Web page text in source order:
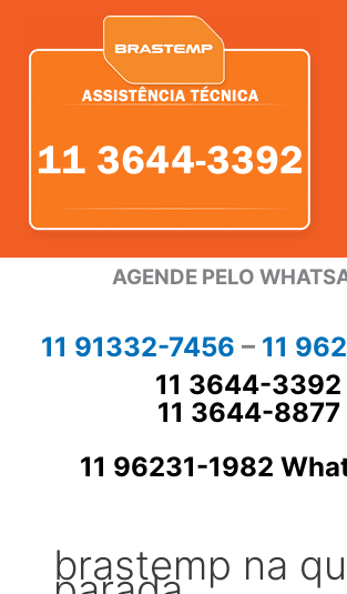
AGENDE PELO
11 91332-7456 – 11
11 3644-3392
11 3644-8877
11 96231-1982
brastemp na